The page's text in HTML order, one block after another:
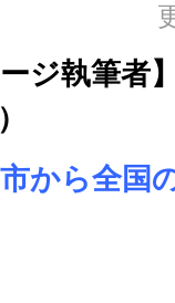
ージ執
から全国